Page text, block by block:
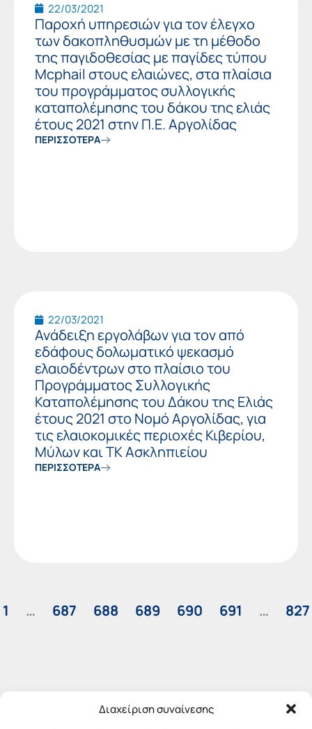
Διαχείριση συναίνεσης
22/03/2021
Παροχή υπηρεσιών για τον έλεγχο
των δακοπληθυσμών με τη μέθοδο
της παγιδοθεσίας με παγίδες τύπου
Mcphail στους ελαιώνες, στα πλαίσια
του προγράμματος συλλογικής
καταπολέμησης του δάκου της ελιάς
έτους 2021 στην Π.Ε. Αργολίδας
ΠΕΡΙΣΣΟΤΕΡΑ
22/03/2021
Ανάδειξη εργολάβων για τον από
εδάφους δολωματικό ψεκασμό
ελαιοδέντρων στo πλαίσιo του
Προγράμματος Συλλογικής
Καταπολέμησης του Δάκου της Ελιάς
έτους 2021 στο Νομό Αργολίδας, για
τις ελαιοκομικές περιοχές Κιβερίου,
Μύλων και ΤΚ Ασκληπιείου
ΠΕΡΙΣΣΟΤΕΡΑ
1 … 687 688 689 690 691 … 827